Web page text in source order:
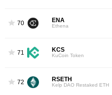
70 ENA
Ethena
71 KCS
KuCoin Token
72 RSETH
Kelp DAO Restaked ETH